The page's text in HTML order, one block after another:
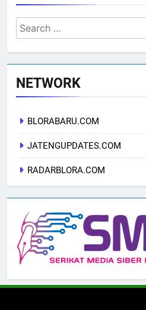
Search
for:
NETWORK
BLORABARU.COM
JATENGUPDATES.COM
RADARBLORA.COM